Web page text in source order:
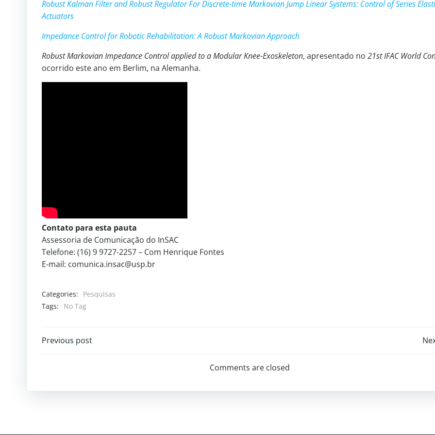
Robust Kalman Filter and Robust Regulator For Discrete-time Markovian Jump Linear Systems: Control of Series
Actuators
Impedance Control for Robotic Rehabilitation: A Robust Markovian Approach
Robust Markovian Impedance Control applied to a Modular Knee-Exoskeleton, apresentado no 21st IFAC World
ocorrido este ano em Berlim, na Alemanha.
Contato para esta pauta
Assessoria de Comunicação do InSAC
Telefone: (16) 9 9727-2257 – Com Henrique Fontes
E-mail: comunica.insac@usp.br
Categories:
Pesquisas
Tags:
No Tag
Previous post
Comments are closed